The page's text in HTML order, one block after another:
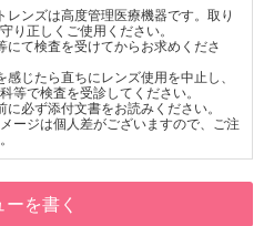
レンズは高度管理医療機器です。取り
り正しくご使用ください。
にて検査を受けてからお求めくださ
感じたら直ちにレンズ使用を中止し、
等で検査を受診してください。
に必ず添付文書をお読みください。
ージは個人差がございますので、ご注
ーを書く